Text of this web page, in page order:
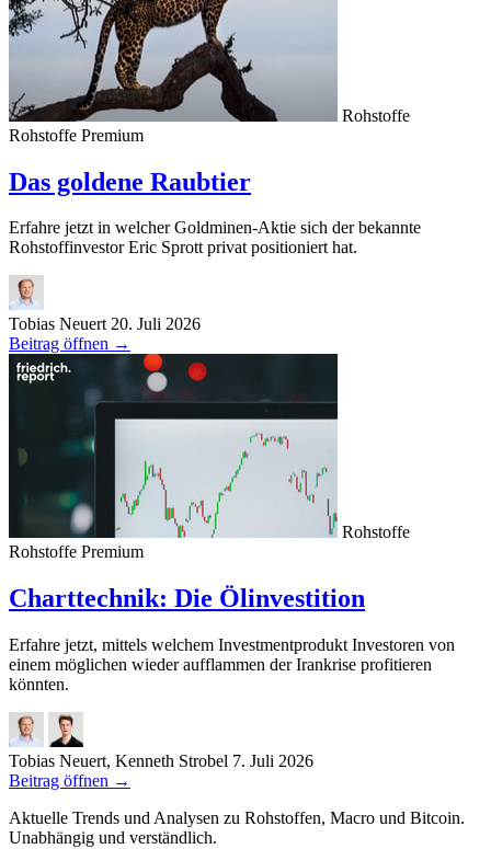
Rohstoffe
Rohstoffe Premium
Das goldene Raubtier
Erfahre jetzt in welcher Goldminen-Aktie sich der bekannte
Rohstoffinvestor Eric Sprott privat positioniert hat.
Tobias Neuert 20. Juli 2026
Beitrag öffnen →
Rohstoffe
Rohstoffe Premium
Charttechnik: Die Ölinvestition
Erfahre jetzt, mittels welchem Investmentprodukt Investoren von
einem möglichen wieder aufflammen der Irankrise profitieren
könnten.
Tobias Neuert, Kenneth Strobel 7. Juli 2026
Beitrag öffnen →
Aktuelle Trends und Analysen zu Rohstoffen, Macro und Bitcoin.
Unabhängig und verständlich.